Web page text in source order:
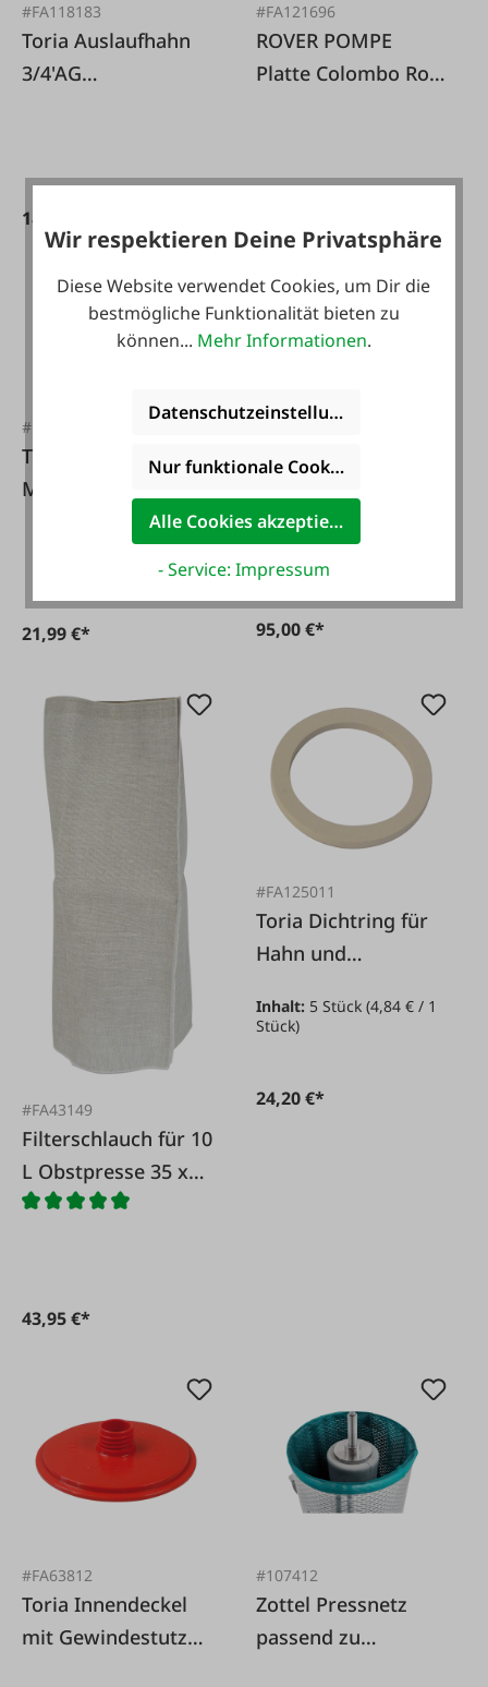
#FA118183
Toria Auslaufhahn
3/4'AG
18,99 €*
#FA121696
ROVER POMPE
Platte Colombo Rot
#FA103788
Toria Spannring für
Maischefass 220L
21,99 €*
#FA127620
95,00 €*
#FA43149
Filterschlauch für 10
L Obstpresse 35 x
50 cm
43,95 €*
#FA125011
Toria Dichtring für
Hahn und
Inhalt: 5 Stück(4,84 € / 1
Stück)
24,20 €*
#FA63812
Toria Innendeckel
mit Gewindestutzen
#107412
Zottel Pressnetz
passend zu
Wir respektieren Deine Privatsphäre
Diese Website verwendet Cookies, um Dir die
bestmögliche Funktionalität bieten zu
können... Mehr Informationen.
Datenschutzeinstellungen
Nur funktionale Cookies akzeptieren
Alle Cookies akzeptieren
- Service: Impressum